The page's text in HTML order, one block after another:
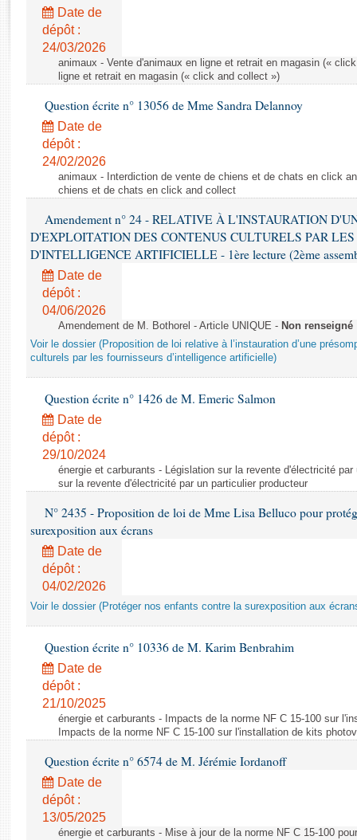
Rapports législatifs
Rapports sur l'application des lois
Baromètre de l’application des lois
Dossiers législatifs
Budget et sécurité sociale
Questions écrites et orales
Comptes rendus des débats
Date de
dépôt :
24/03/2026
animaux - Vente d'animaux en ligne et retrait en magasin («
ligne et retrait en magasin (« click and collect »)
Question écrite n° 13056 de Mme Sandra Delannoy
Date de
dépôt :
24/02/2026
animaux - Interdiction de vente de chiens et de chats en click
chiens et de chats en click and collect
Amendement n° 24 - RELATIVE À L'INSTAURATION
D'EXPLOITATION DES CONTENUS CULTURELS PAR LES
D'INTELLIGENCE ARTIFICIELLE - 1ère lecture (2ème
Date de
dépôt :
04/06/2026
Amendement de M. Bothorel - Article UNIQUE - Non renseigné
Voir le dossier (Proposition de loi relative à l’instauration d’une
culturels par les fournisseurs d’intelligence artificielle)
Question écrite n° 1426 de M. Emeric Salmon
Date de
dépôt :
29/10/2024
énergie et carburants - Législation sur la revente d'électricité
sur la revente d'électricité par un particulier producteur
N° 2435 - Proposition de loi de Mme Lisa Belluco pour
surexposition aux écrans
Date de
dépôt :
04/02/2026
Voir le dossier (Protéger nos enfants contre la surexposition aux
Question écrite n° 10336 de M. Karim Benbrahim
Date de
dépôt :
21/10/2025
énergie et carburants - Impacts de la norme NF C 15-100 sur
Impacts de la norme NF C 15-100 sur l'installation de kits
Question écrite n° 6574 de M. Jérémie Iordanoff
Date de
dépôt :
13/05/2025
énergie et carburants - Mise à jour de la norme NF C 15-100